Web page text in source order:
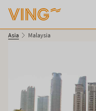
Asia Malaysia